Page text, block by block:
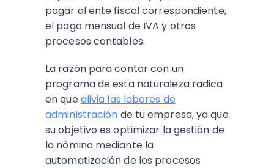
pagar al ente fiscal correspondiente,
el pago mensual de IVA y otros
procesos contables.
La razón para contar con un
programa de esta naturaleza radica
en quealivia las labores de
administración de tu empresa, ya que
su objetivo es optimizar la gestión de
la nómina mediante la
automatización de los procesos